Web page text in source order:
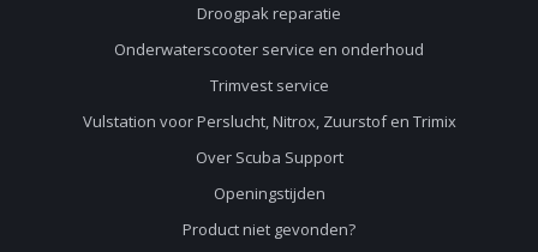
Droogpak reparatie
Onderwaterscooter service en onderhoud
Trimvest service
Vulstation voor Perslucht, Nitrox, Zuurstof en Trimix
Over Scuba Support
Openingstijden
Product niet gevonden?